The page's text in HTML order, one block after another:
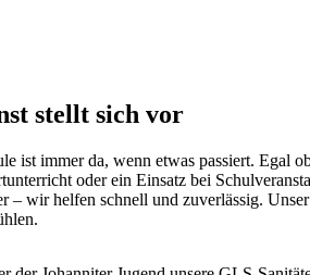
stellt sich vor
ist immer da, wenn etwas passiert. Egal
oder ein Einsatz bei
– wir helfen schnell und zuverlässig.